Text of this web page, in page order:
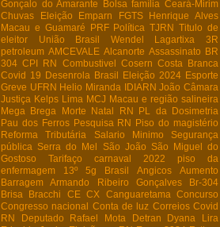
Gonçalo do Amarante
Bolsa família Ceará-Mirim
Chuvas
Eleição Emparn FGTS
Henrique Alves
Macau e Guamaré
PRF Política TJRN Titulo de
eleitor
União Brasil Wendel Lagartixa
3R
petroleum AMCEVALE Alcanorte Assassinato BR
304 CPI RN Combustivel Cosern Costa Branca
Covid 19 Desenrola Brasil Eleição 2024 Esporte
Greve UFRN Helio Miranda IDIARN João Câmara
Justiça Kelps Lima MCJ Macau e região salineira
Mega Brega
Morte Natal RN
PL da Dosimetria
Pau dos Ferros Pesquisa RN Piso do magistério
Reforma Tributária
Salario Minimo
Segurança
pública
Serra do Mel São João
São Miguel do
Gostoso
Tarifaço carnaval 2022
piso da
enfermagem
13º 5g Brasil Angicos
Aumento
Barragem Armando Ribeiro Gonçalves
Br-304
Brisa Bracchi
CE CX Canguaretama
Concurso
Congresso nacional Conta de luz Correios Covid
RN
Deputado Rafael Mota Detran
Dyana Lira